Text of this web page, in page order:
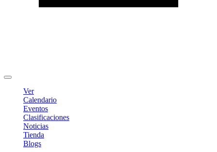
Ver
Calendario
Eventos
Clasificaciones
Noticias
Tienda
Blogs